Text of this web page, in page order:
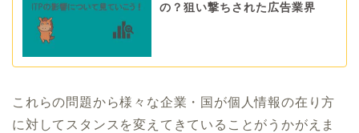
の？狙い撃ちされた広告業界
これらの問題から様々な企業・国が個人情報の在り方
に対してスタンスを変えてきていることがうかがえま